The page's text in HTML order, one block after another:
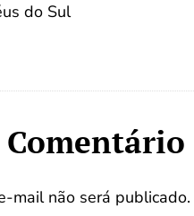
do Sul
mail não será publicado.